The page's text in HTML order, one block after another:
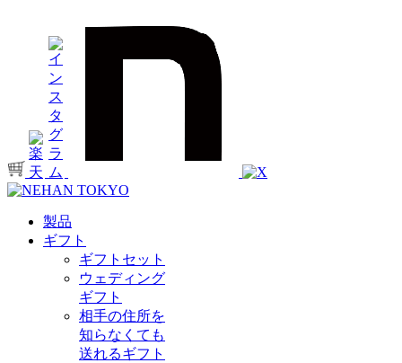
製品
ギフト
ギフトセット
ウェディング
ギフト
相手の住所を
知らなくても
送れるギフト